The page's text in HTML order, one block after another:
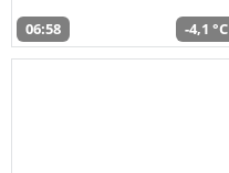
06:58 -4,1 °C